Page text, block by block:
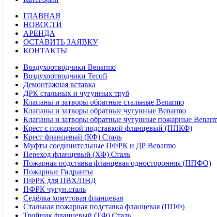
ГЛАВНАЯ
НОВОСТИ
АРЕНДА
ОСТАВИТЬ ЗАЯВКУ
КОНТАКТЫ
Воздухоотводчики Benarmo
Воздухоотводчики Tecofi
Демонтажная вставка
ДРК стальных и чугунных труб
Клапаны и затворы обратные стальные Benarmo
Клапаны и затворы обратные чугунные Benarmo
Клапаны и затворы обратные чугунные пожарные
Крест с пожарной подставкой фланцевый (ППКФ)
Крест фланцевый (КФ) Сталь
Муфты соединительные ПФРК и ДР Benarmo
Переход фланцевый (ХФ) Сталь
Пожарная подставка фланцевая односторонняя (ППФО)
Пожарные Гидранты
ПФРК для ПВХ/ПНД
ПФРК чугун.сталь
Седёлка хомутовая фланцевая
Стальная пожарная подставка фланцевая (ППФ)
Тройник фланцевый (ТФ) Сталь